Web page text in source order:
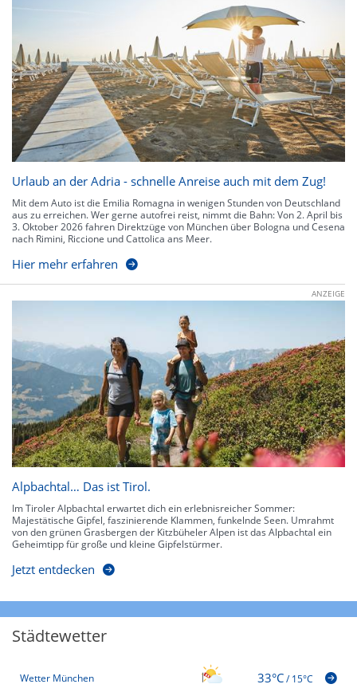
Urlaub an der Adria - schnelle Anreise auch mit dem Zug!
Mit dem Auto ist die Emilia Romagna in wenigen Stunden von Deutschland
aus zu erreichen. Wer gerne autofrei reist, nimmt die Bahn: Von 2. April bis
3. Oktober 2026 fahren Direktzüge von München über Bologna und Cesena
nach Rimini, Riccione und Cattolica ans Meer.
Hier mehr erfahren
ANZEIGE
Alpbachtal… Das ist Tirol.
Im Tiroler Alpbachtal erwartet dich ein erlebnisreicher Sommer:
Majestätische Gipfel, faszinierende Klammen, funkelnde Seen. Umrahmt
von den grünen Grasbergen der Kitzbüheler Alpen ist das Alpbachtal ein
Geheimtipp für große und kleine Gipfelstürmer.
Jetzt entdecken
Städtewetter
Wetter München 33°C/15°C